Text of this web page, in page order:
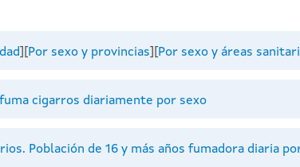
Por sexo y provincias Por sexo y áreas
cigarros diariamente por sexo
Población de 16 y más años fumadora diaria